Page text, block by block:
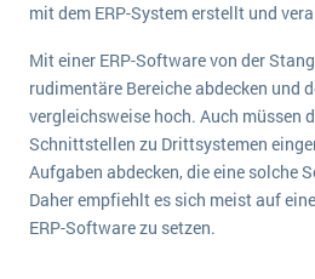
mit dem ERP-System erstellt und
Mit einer ERP-Software von der
rudimentäre Bereiche abdecken und
vergleichsweise hoch. Auch müssen
Schnittstellen zu Drittsystemen
Aufgaben abdecken, die eine solche
Daher empfiehlt es sich meist auf
ERP-Software zu setzen.